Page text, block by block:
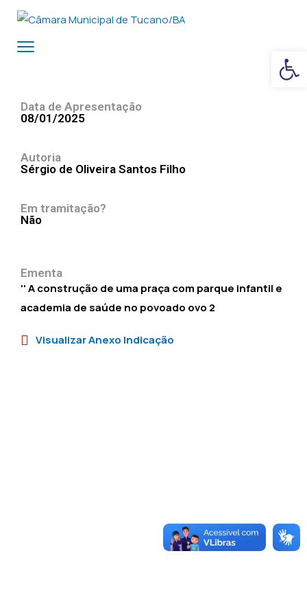
Data de Apresentação
08/01/2025
Autoria
Sérgio de Oliveira Santos Filho
Em tramitação?
Não
Ementa
'' A construção de uma praça com parque infantil e
academia de saúde no povoado ovo 2
Visualizar Anexo Indicação